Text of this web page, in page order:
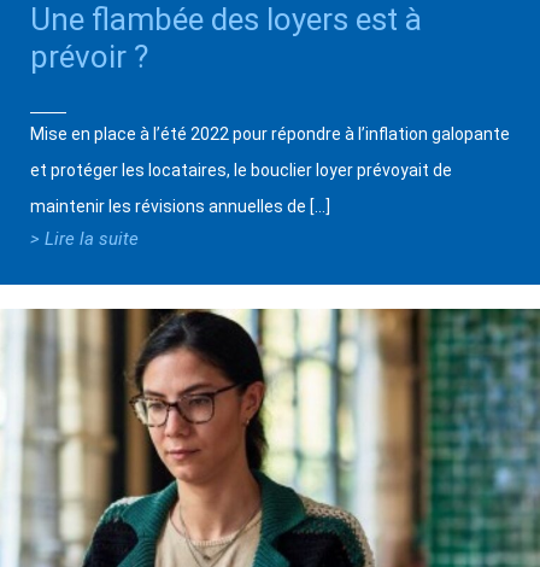
Une flambée des loyers est à
prévoir ?
Mise en place à l’été 2022 pour répondre à l’inflation galopante
et protéger les locataires, le bouclier loyer prévoyait de
maintenir les révisions annuelles de […]
> Lire la suite